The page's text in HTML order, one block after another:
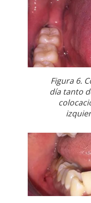
Figura 6.
día tanto